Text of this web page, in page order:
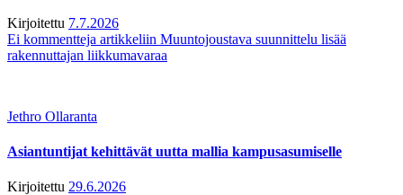
Kirjoitettu 7.7.2026
Ei kommentteja artikkeliin Muuntojoustava suunnittelu lisää
rakennuttajan liikkumavaraa
Jethro Ollaranta
Asiantuntijat kehittävät uutta mallia kampusasumiselle
Kirjoitettu 29.6.2026